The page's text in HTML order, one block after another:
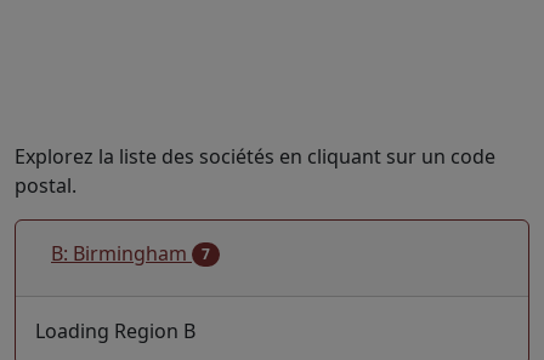
Explorez la liste des sociétés en cliquant sur un code
postal.
B: Birmingham 7
Loading Region B